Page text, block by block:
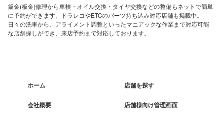
鈑金(板金)修理から車検・オイル交換・タイヤ交換などの整備もネットで簡単
に予約ができます。ドラレコやETCのパーツ持ち込み対応店舗も掲載中。
日々の洗車から、アライメント調整といったマニアックな作業まで対応可能
な店舗探しができ、来店予約まで対応しております。
ホーム 店舗を探す
会社概要 店舗様向け管理画面